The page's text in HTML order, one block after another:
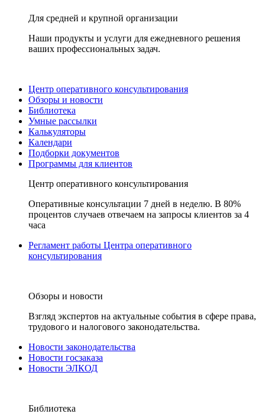
Для средней и крупной организации
Наши продукты и услуги для ежедневного решения
ваших профессиональных задач.
Центр оперативного консультирования
Обзоры и новости
Библиотека
Умные рассылки
Калькуляторы
Календари
Подборки документов
Программы для клиентов
Центр оперативного консультирования
Оперативные консультации 7 дней в неделю. В 80%
процентов случаев отвечаем на запросы клиентов за 4
часа
Регламент работы Центра оперативного
консультирования
Обзоры и новости
Взгляд экспертов на актуальные события в сфере права,
трудового и налогового законодательства.
Новости законодательства
Новости госзаказа
Новости ЭЛКОД
Библиотека